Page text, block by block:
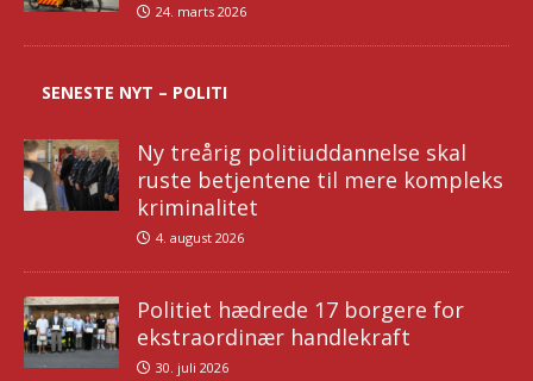
24. marts 2026
SENESTE NYT – POLITI
Ny treårig politiuddannelse skal
ruste betjentene til mere kompleks
kriminalitet
4. august 2026
Politiet hædrede 17 borgere for
ekstraordinær handlekraft
30. juli 2026